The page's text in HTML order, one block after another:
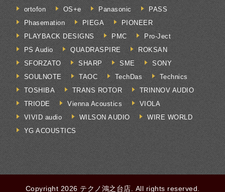
ortofon
OS+e Panasonic
PASS
Phasemation
PIEGA
PIONEER
PLAYBACK DESIGNS
PMC
Pro-Ject
PS Audio
QUADRASPIRE
ROKSAN
SFORZATO
SHARP SME
SONY
SOULNOTE
TAOC TechDas
Technics
TOSHIBA
TRANS ROTOR
TRINNOV AUDIO
TRIODE
Vienna Acoustics
VIOLA
VIVID audio
WILSON AUDIO
WIRE WORLD
YG ACOUSTICS
Copyright 2026 テクノ鴻之台店. All rights reserved.